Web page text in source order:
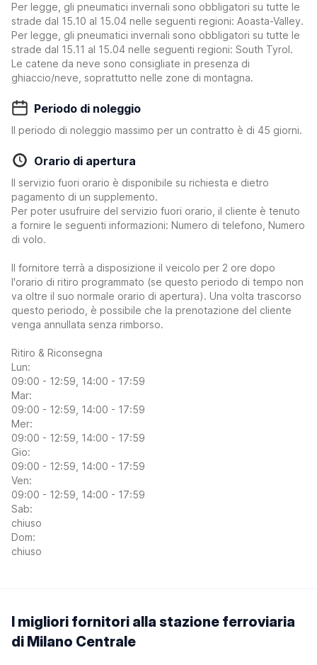
Per legge, gli pneumatici invernali sono obbligatori su tutte le
strade dal 15.10 al 15.04 nelle seguenti regioni: Aoasta-Valley.
Per legge, gli pneumatici invernali sono obbligatori su tutte le
strade dal 15.11 al 15.04 nelle seguenti regioni: South Tyrol.
Le catene da neve sono consigliate in presenza di
ghiaccio/neve, soprattutto nelle zone di montagna.
Periodo di noleggio
Il periodo di noleggio massimo per un contratto è di 45 giorni.
Orario di apertura
Il servizio fuori orario è disponibile su richiesta e dietro
pagamento di un supplemento.
Per poter usufruire del servizio fuori orario, il cliente è tenuto
a fornire le seguenti informazioni: Numero di telefono, Numero
di volo.
Il fornitore terrà a disposizione il veicolo per 2 ore dopo
l'orario di ritiro programmato (se questo periodo di tempo non
va oltre il suo normale orario di apertura). Una volta trascorso
questo periodo, è possibile che la prenotazione del cliente
venga annullata senza rimborso.
Ritiro & Riconsegna
Lun:
09:00 - 12:59, 14:00 - 17:59
Mar:
09:00 - 12:59, 14:00 - 17:59
Mer:
09:00 - 12:59, 14:00 - 17:59
Gio:
09:00 - 12:59, 14:00 - 17:59
Ven:
09:00 - 12:59, 14:00 - 17:59
Sab:
chiuso
Dom:
chiuso
I migliori fornitori alla stazione ferroviaria
di Milano Centrale